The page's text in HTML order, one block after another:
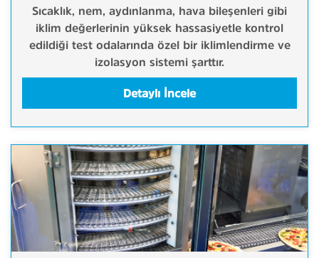
Sıcaklık, nem, aydınlanma, hava bileşenleri gibi
iklim değerlerinin yüksek hassasiyetle kontrol
edildiği test odalarında özel bir iklimlendirme ve
izolasyon sistemi şarttır.
Detaylı İncele